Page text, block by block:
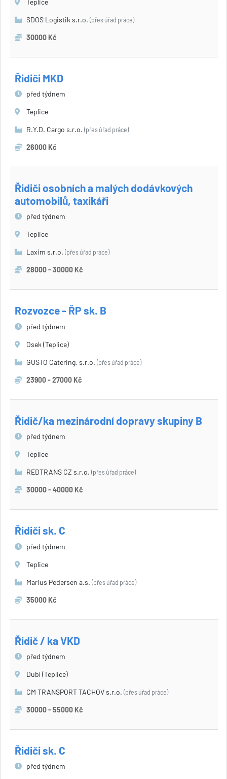
SDOS Logistik s.r.o. (přes úřad práce)
30000 Kč
Řidiči MKD
před týdnem
Teplice
R.Y.D. Cargo s.r.o. (přes úřad práce)
26000 Kč
Řidiči osobních a malých dodávkových
automobilů, taxikáři
před týdnem
Teplice
Laxim s.r.o. (přes úřad práce)
28000 - 30000 Kč
Rozvozce - ŘP sk. B
před týdnem
Osek (Teplice)
GUSTO Catering, s.r.o. (přes úřad práce)
23900 - 27000 Kč
Řidič/ka mezinárodní dopravy skupiny B
před týdnem
Teplice
REDTRANS CZ s.r.o. (přes úřad práce)
30000 - 40000 Kč
Řidiči sk. C
před týdnem
Teplice
Marius Pedersen a.s. (přes úřad práce)
35000 Kč
Řidič / ka VKD
před týdnem
Dubí (Teplice)
CM TRANSPORT TACHOV s.r.o. (přes úřad práce)
30000 - 55000 Kč
Řidiči sk. C
před týdnem